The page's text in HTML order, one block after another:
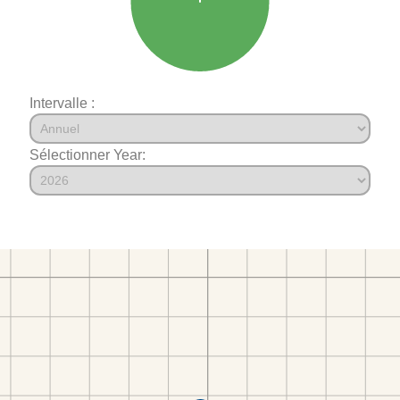
Intervalle :
Sélectionner Year: